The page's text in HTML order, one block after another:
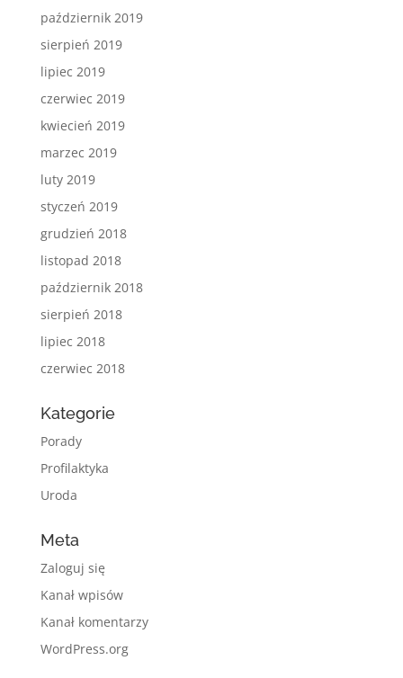
październik 2019
sierpień 2019
lipiec 2019
czerwiec 2019
kwiecień 2019
marzec 2019
luty 2019
styczeń 2019
grudzień 2018
listopad 2018
październik 2018
sierpień 2018
lipiec 2018
czerwiec 2018
Kategorie
Porady
Profilaktyka
Uroda
Meta
Zaloguj się
Kanał wpisów
Kanał komentarzy
WordPress.org